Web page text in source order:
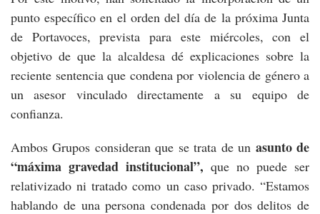
punto específico en el orden del día de la próxima Junta
de Portavoces, prevista para este miércoles, con el
objetivo de que la alcaldesa dé explicaciones sobre la
reciente sentencia que condena por violencia de género a
un asesor vinculado directamente a su equipo de
confianza.
Ambos Grupos consideran que se trata de un asunto de
“máxima gravedad institucional”, que no puede ser
relativizado ni tratado como un caso privado. “Estamos
hablando de una persona condenada por dos delitos de